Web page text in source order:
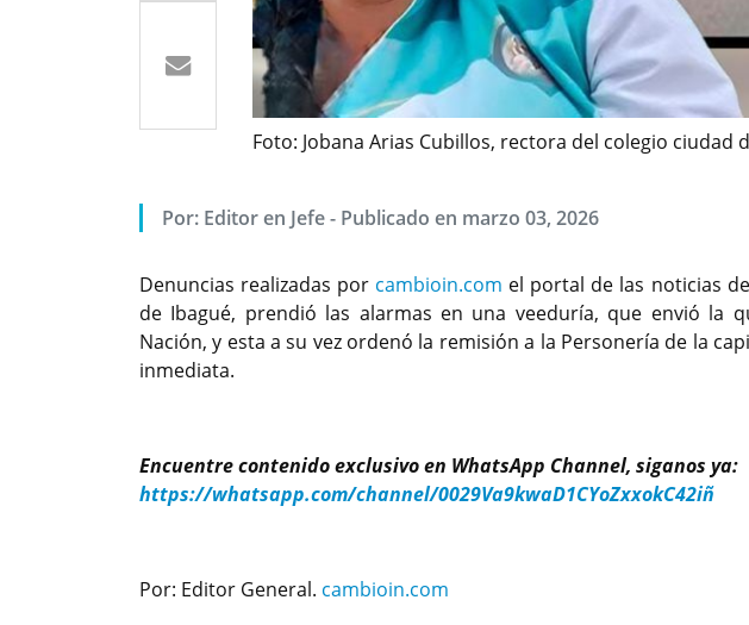
Foto: Jobana Arias Cubillos, rectora del colegio ciudad
Por: Editor en Jefe - Publicado en marzo 03, 2026
Denuncias realizadas por cambioin.com el portal de las noticias
de Ibagué, prendió las alarmas en una veeduría, que envió la
Nación, y esta a su vez ordenó la remisión a la Personería de la
inmediata.
Encuentre contenido exclusivo en WhatsApp Channel, siganos ya:
https://whatsapp.com/channel/0029Va9kwaD1CYoZxxokC42iñ
Por: Editor General. cambioin.com